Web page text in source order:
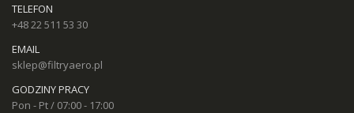
TELEFON
+48 22 511 53 30
EMAIL
sklep@filtryaero.pl
GODZINY PRACY
Pon - Pt / 07:00 - 17:00